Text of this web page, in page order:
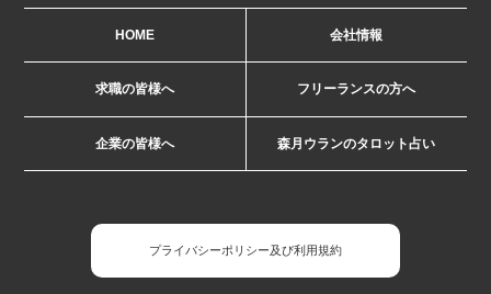
HOME 会社情報
求職の皆様へ フリーランスの方へ
企業の皆様へ 森月ウランのタロット占い
プライバシーポリシー及び利用規約